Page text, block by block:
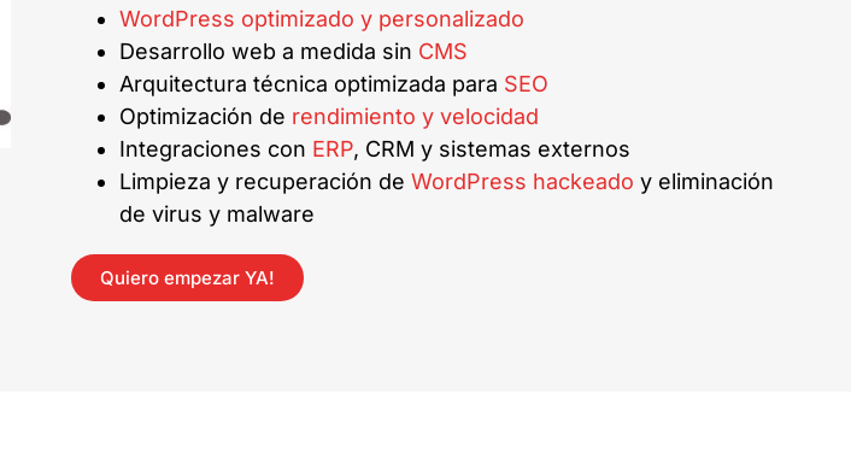
WordPress optimizado y personalizado
Desarrollo web a medida sin CMS
Arquitectura técnica optimizada para SEO
Optimización de rendimiento y velocidad
Integraciones con ERP, CRM y sistemas externos
Limpieza y recuperación de WordPress hackeado y eliminación
de virus y malware
Quiero empezar YA!